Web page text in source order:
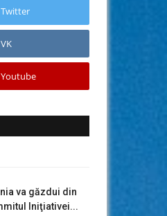
Twitter
VK
Youtube
va găzdui din
Iniţiativei...